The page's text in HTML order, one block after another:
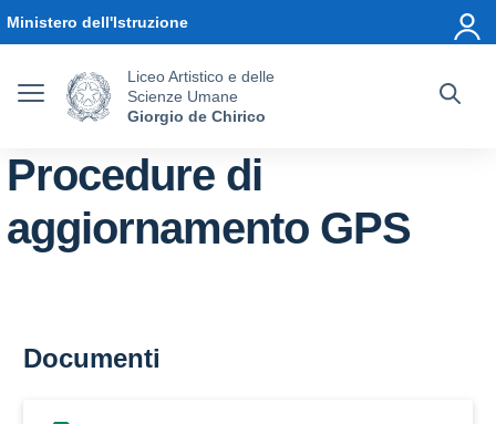
Ministero dell'Istruzione
Liceo Artistico e delle
Scienze Umane
Giorgio de Chirico
Procedure di
aggiornamento GPS
Documenti